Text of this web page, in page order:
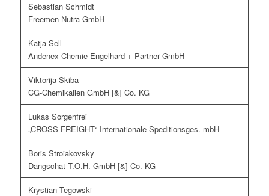
Sebastian Schmidt
Freemen Nutra GmbH
Katja Sell
Andenex-Chemie Engelhard + Partner GmbH
Viktorija Skiba
CG-Chemikalien GmbH [&] Co. KG
Lukas Sorgenfrei
„CROSS FREIGHT“ Internationale Speditionsges. mbH
Boris Stroiakovsky
Dangschat T.O.H. GmbH [&] Co. KG
Krystian Tegowski